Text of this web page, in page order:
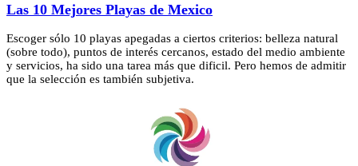
Las 10 Mejores Playas de Mexico
Escoger sólo 10 playas apegadas a ciertos criterios: belleza natural
(sobre todo), puntos de interés cercanos, estado del medio ambiente
y servicios, ha sido una tarea más que dificil. Pero hemos de admitir
que la selección es también subjetiva.